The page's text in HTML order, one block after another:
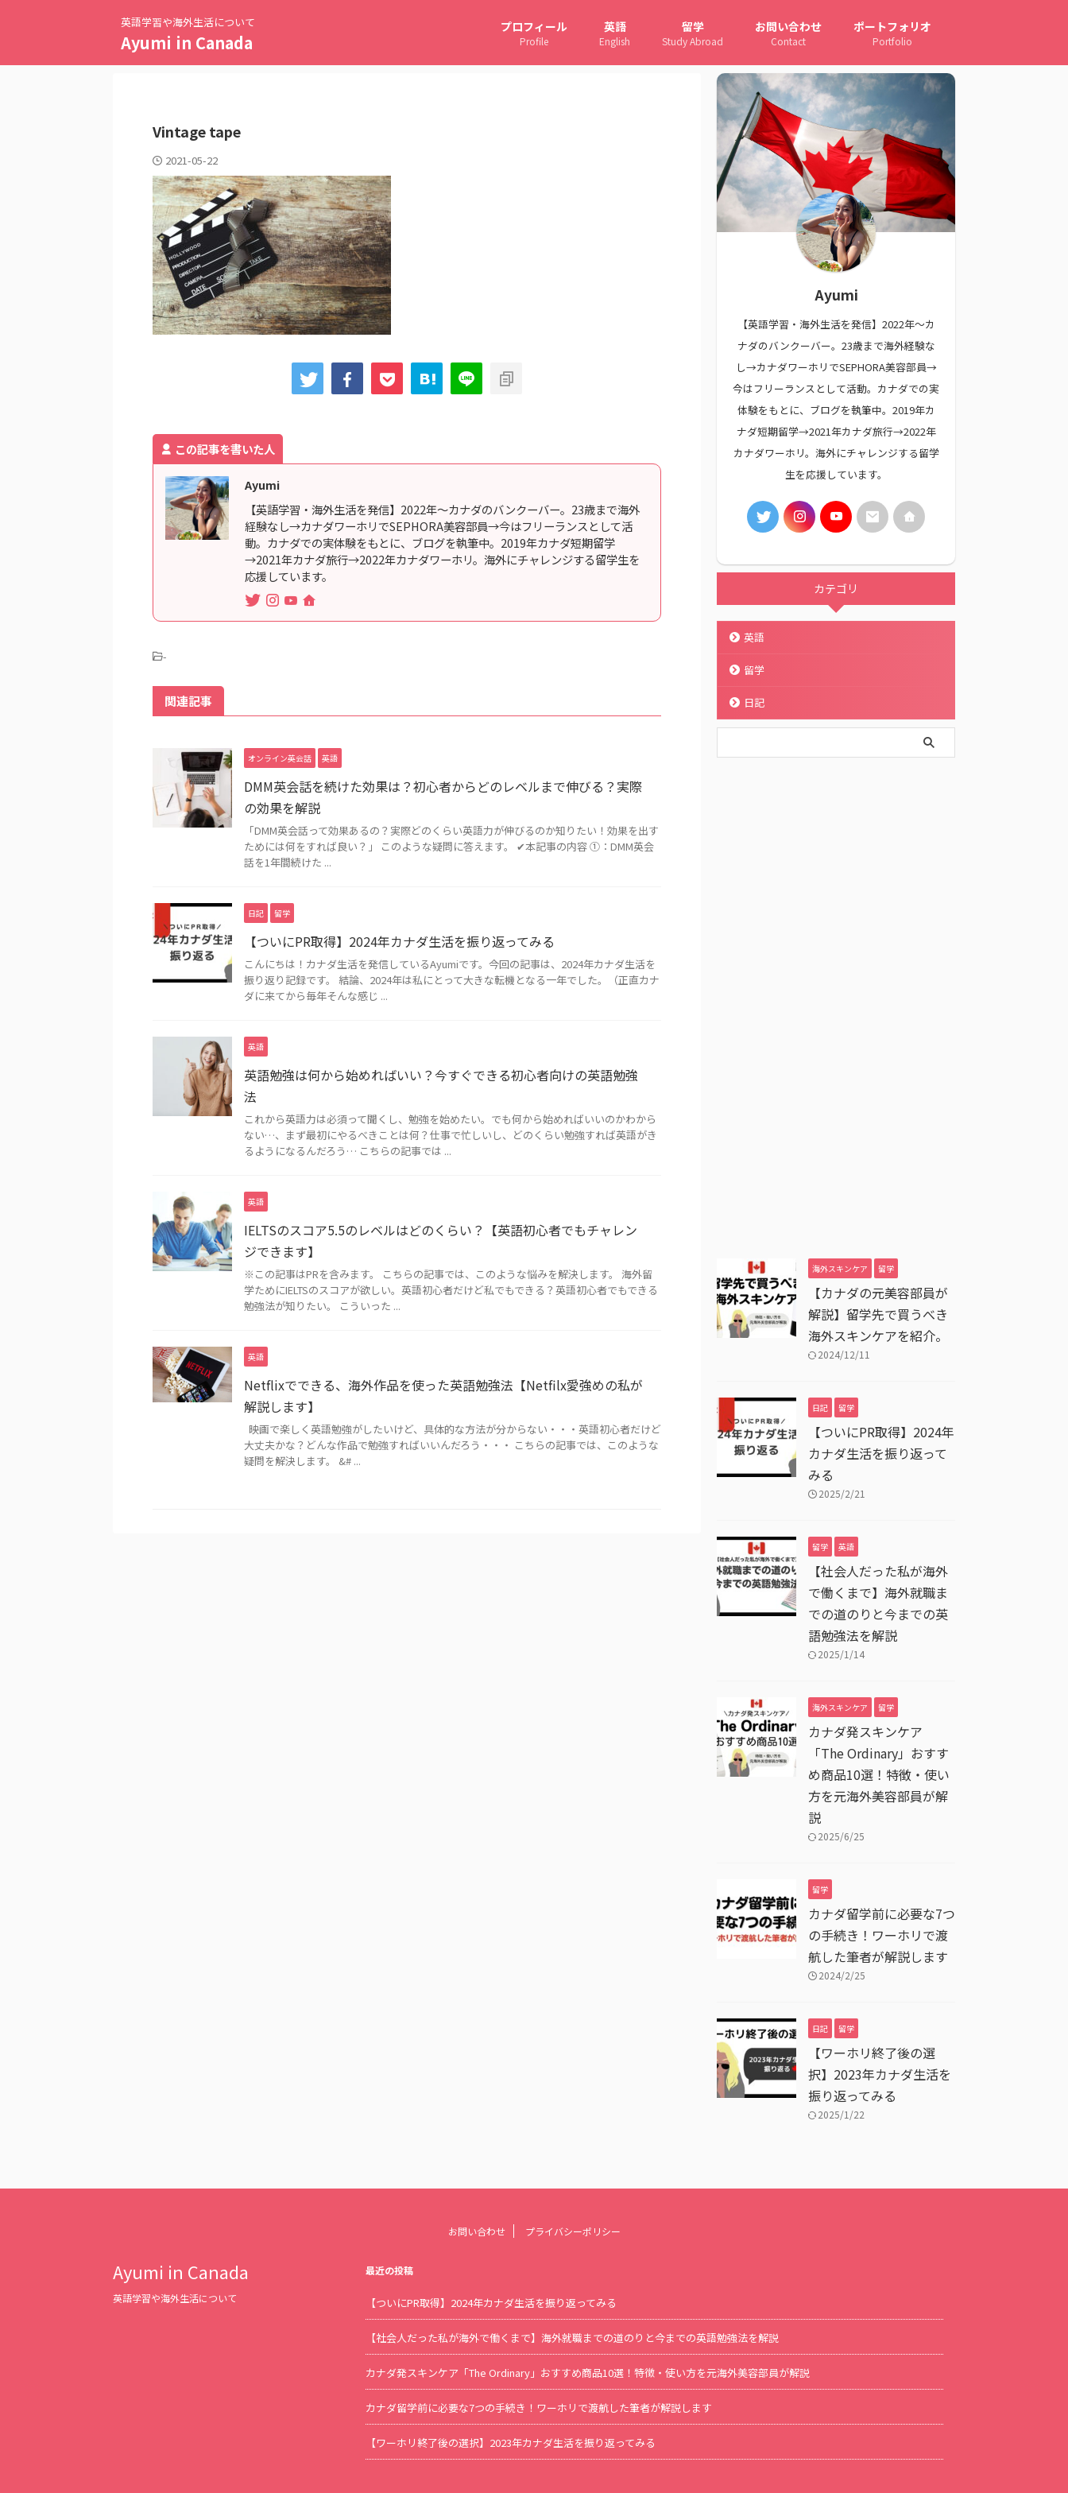
英語学習や海外生活について
Ayumi in Canada
プロフィール
Profile
英語
English
留学
Study Abroad
お問い合わせ
Contact
ポートフォリオ
Portfolio
Vintage tape
2021-05-22
この記事を書いた人
Ayumi
【英語学習・海外生活を発信】2022年〜カナダのバンクーバー。23歳まで海外
経験なし→カナダワーホリでSEPHORA美容部員→今はフリーランスとして活
動。カナダでの実体験をもとに、ブログを執筆中。2019年カナダ短期留学
→2021年カナダ旅行→2022年カナダワーホリ。海外にチャレンジする留学生を
応援しています。
-
関連記事
オンライン英会話 英語
DMM英会話を続けた効果は？初心者からどのレベルまで伸びる？実際
の効果を解説
「DMM英会話って効果あるの？実際どのくらい英語力が伸びるのか知りたい！効果を出す
ためには何をすれば良い？」 このような疑問に答えます。 ✔︎本記事の内容 ①：DMM英会
話を1年間続けた ...
日記 留学
【ついにPR取得】2024年カナダ生活を振り返ってみる
こんにちは！カナダ生活を発信しているAyumiです。今回の記事は、2024年カナダ生活を
振り返り記録です。 結論、2024年は私にとって大きな転機となる一年でした。（正直カナ
ダに来てから毎年そんな感じ ...
英語
英語勉強は何から始めればいい？今すぐできる初心者向けの英語勉強
法
これから英語力は必須って聞くし、勉強を始めたい。でも何から始めればいいのかわから
ない…、まず最初にやるべきことは何？仕事で忙しいし、どのくらい勉強すれば英語がき
るようになるんだろう… こちらの記事では ...
英語
IELTSのスコア5.5のレベルはどのくらい？【英語初心者でもチャレン
ジできます】
※この記事はPRを含みます。 こちらの記事では、このような悩みを解決します。 海外留
学ためにIELTSのスコアが欲しい。英語初心者だけど私でもできる？英語初心者でもできる
勉強法が知りたい。 こういった ...
英語
Netflixでできる、海外作品を使った英語勉強法【Netfilx愛強めの私が
解説します】
映画で楽しく英語勉強がしたいけど、具体的な方法が分からない・・・英語初心者だけど
大丈夫かな？どんな作品で勉強すればいいんだろう・・・ こちらの記事では、このような
疑問を解決します。 &# ...
Ayumi
【英語学習・海外生活を発信】2022年〜カ
ナダのバンクーバー。23歳まで海外経験な
し→カナダワーホリでSEPHORA美容部員→
今はフリーランスとして活動。カナダでの実
体験をもとに、ブログを執筆中。2019年カ
ナダ短期留学→2021年カナダ旅行→2022年
カナダワーホリ。海外にチャレンジする留学
生を応援しています。
カテゴリ
英語
留学
日記
海外スキンケア 留学
【カナダの元美容部員が
解説】留学先で買うべき
海外スキンケアを紹介。
2024/12/11
日記 留学
【ついにPR取得】2024年
カナダ生活を振り返って
みる
2025/2/21
留学 英語
【社会人だった私が海外
で働くまで】海外就職ま
での道のりと今までの英
語勉強法を解説
2025/1/14
海外スキンケア 留学
カナダ発スキンケア
「The Ordinary」おすす
め商品10選！特徴・使い
方を元海外美容部員が解
説
2025/6/25
留学
カナダ留学前に必要な7つ
の手続き！ワーホリで渡
航した筆者が解説します
2024/2/25
日記 留学
【ワーホリ終了後の選
択】2023年カナダ生活を
振り返ってみる
2025/1/22
お問い合わせ プライバシーポリシー
最近の投稿
【ついにPR取得】2024年カナダ生活を振り返ってみる
【社会人だった私が海外で働くまで】海外就職までの道のりと今までの英語勉強法を解説
カナダ発スキンケア「The Ordinary」おすすめ商品10選！特徴・使い方を元海外美容部員が解説
カナダ留学前に必要な7つの手続き！ワーホリで渡航した筆者が解説します
【ワーホリ終了後の選択】2023年カナダ生活を振り返ってみる
Ayumi in Canada
英語学習や海外生活について